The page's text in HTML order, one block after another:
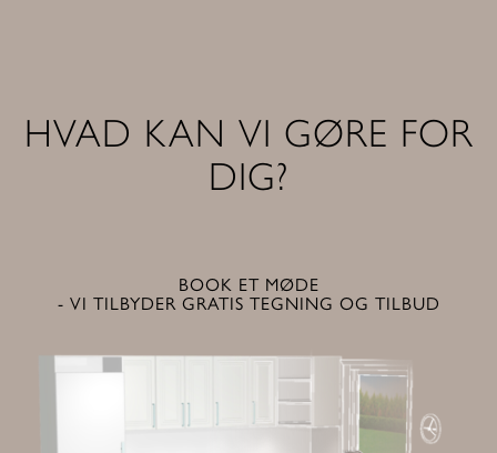
HVAD KAN VI GØRE FOR
DIG?
BOOK ET MØDE
- VI TILBYDER GRATIS TEGNING OG TILBUD